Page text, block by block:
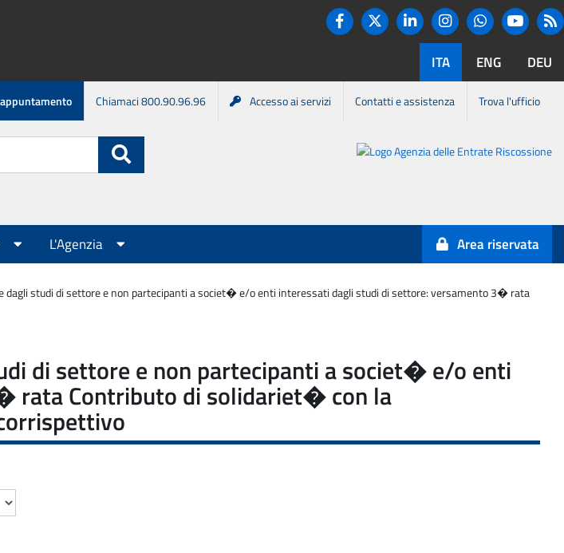
Twitter
LinkedinInstagram
ITA ENG DEU
Chiamaci 800.90.96.96 Accesso ai servizi Contatti e assistenza Trova l'ufficio
Agenzia
Entrate-
Riscossione
L'Agenzia Area riservata
dagli studi di settore e non partecipanti a societ� e/o enti interessati dagli studi di settore: versamento 3� rata
di settore e non partecipanti a societ� e/o enti
rata Contributo di solidariet� con la